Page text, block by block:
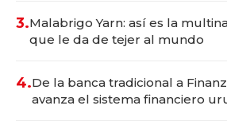
3.Malabrigo Yarn: así es la
que le da de tejer al mundo
4.De la banca tradicional a
avanza el sistema financiero